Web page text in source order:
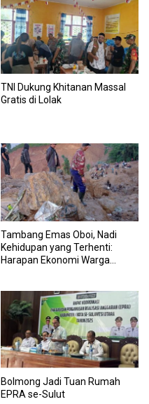
TNI Dukung Khitanan Massal
Gratis di Lolak
Tambang Emas Oboi, Nadi
Kehidupan yang Terhenti:
Harapan Ekonomi Warga
Bolmong Jadi Tuan Rumah
EPRA se-Sulut